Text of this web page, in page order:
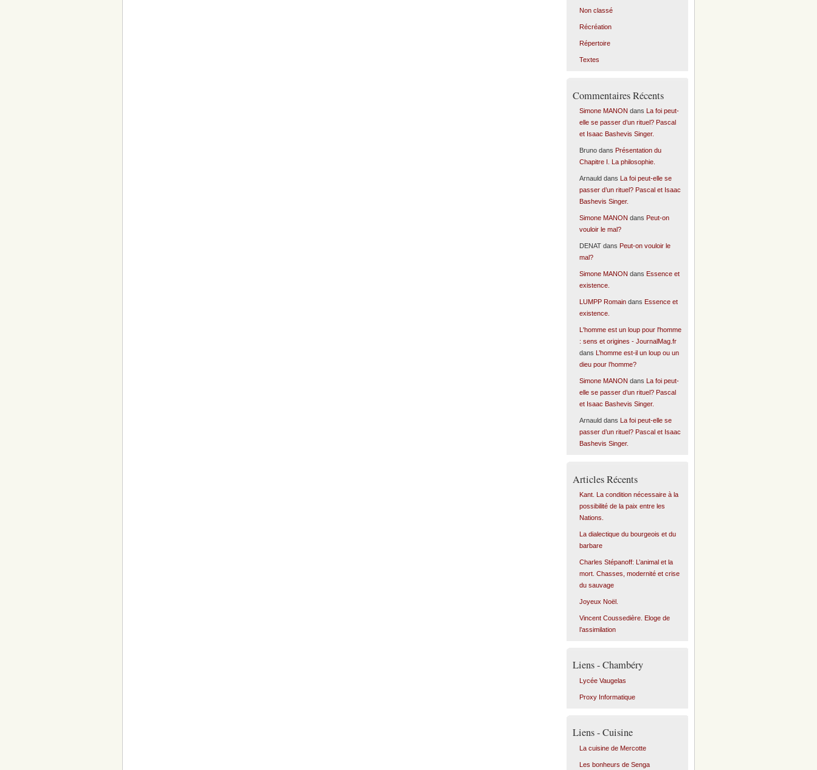
Non classé
Récréation
Répertoire
Textes
Commentaires Récents
Simone MANON dans
La foi peut-
elle se passer d’un rituel? Pascal
et Isaac Bashevis Singer.
Brunodans Présentation du
Chapitre I. La philosophie.
Arnauld dans
La foi peut-elle se
passer d’un rituel? Pascal et Isaac
Bashevis Singer.
Simone MANON dans Peut-on
vouloir le mal?
DENATdans Peut-on vouloir le
mal?
Simone MANON dans Essence et
existence.
LUMPP Romaindans Essence et
existence.
L'homme est un loup pour l'homme
: sens et origines - JournalMag.fr
dans
L’homme est-il un loup ou un
dieu pour l’homme?
Simone MANON dans
La foi peut-
elle se passer d’un rituel? Pascal
et Isaac Bashevis Singer.
Arnauld dans
La foi peut-elle se
passer d’un rituel? Pascal et Isaac
Bashevis Singer.
Articles Récents
Kant. La condition nécessaire à la
possibilité de la paix entre les
Nations.
La dialectique du bourgeois et du
barbare
Charles Stépanoff: L’animal et la
mort. Chasses, modernité et crise
du sauvage
Joyeux Noël.
Vincent Coussedière. Eloge de
l’assimilation
Liens - Chambéry
Lycée Vaugelas
Proxy Informatique
Liens - Cuisine
La cuisine de Mercotte
Les bonheurs de Senga